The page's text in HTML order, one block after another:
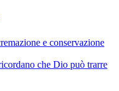
e conservazione
che Dio può trarre